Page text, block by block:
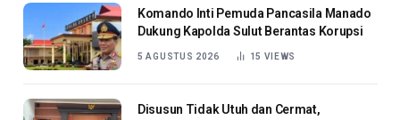
Komando Inti Pemuda Pancasila Manado
Dukung Kapolda Sulut Berantas Korupsi
5 AGUSTUS 2026 15 VIEWS
Disusun Tidak Utuh dan Cermat,